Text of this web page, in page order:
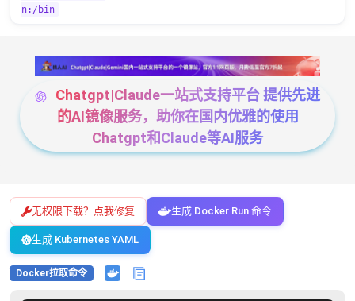
n:/bin
Chatgpt|Claude一站式支持平台 提供先进
的AI镜像服务，助你在国内优雅的使用
Chatgpt和Claude等AI服务
无权限下载？点我修复 生成 Docker Run 命令
生成 Kubernetes YAML
Docker拉取命令